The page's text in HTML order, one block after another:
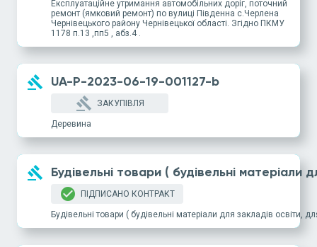
Експлуатаційне утримання автомобільних доріг, поточний
ремонт (ямковий ремонт) по вулиці Південна с.Черлена
Чернівецького району Чернівецької області. Згідно ПКМУ
1178 п.13 ,пп5 , абз.4 .
gavel UA-P-2023-06-19-001127-b
gavel ЗАКУПІВЛЯ
Деревина
gavel Будівельні товари ( будівельні
check_circle ПІДПИСАНО КОНТРАКТ
Будівельні товари ( будівельні матеріали для закладів